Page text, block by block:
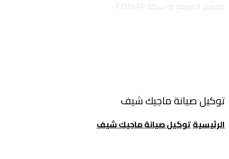
توكيل صيانة ماجيك شيف
الرئيسيةتوكيل صيانة ماجيك شيف